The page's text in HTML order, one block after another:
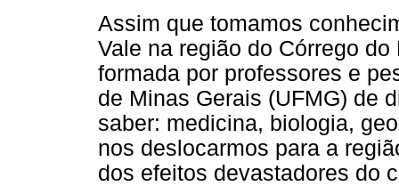
Assim que tomamos
Vale na região do Córrego
formada por professores e
de Minas Gerais (UFMG) de
saber: medicina, biologia,
nos deslocarmos para a
dos efeitos devastadores do